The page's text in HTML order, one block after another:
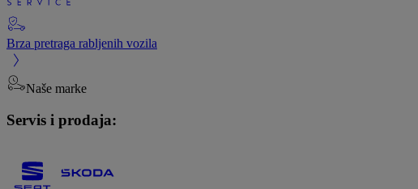
Brza pretraga rabljenih vozila
Naše marke
Servis i prodaja: